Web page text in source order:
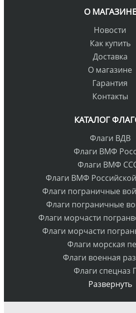
О МАГАЗИНЕ
Новости
Как купить
Доставка
О магазине
Гарантия
Контакты
КАТАЛОГ
Флаги ВДВ
Флаги ВМФ
Флаги ВМФ
Флаги ВМФ
Флаги пограничные
Флаги пограничные
Флаги морчасти
Флаги морчасти
Флаги морская
Флаги военная
Флаги спецназ
Развернуть